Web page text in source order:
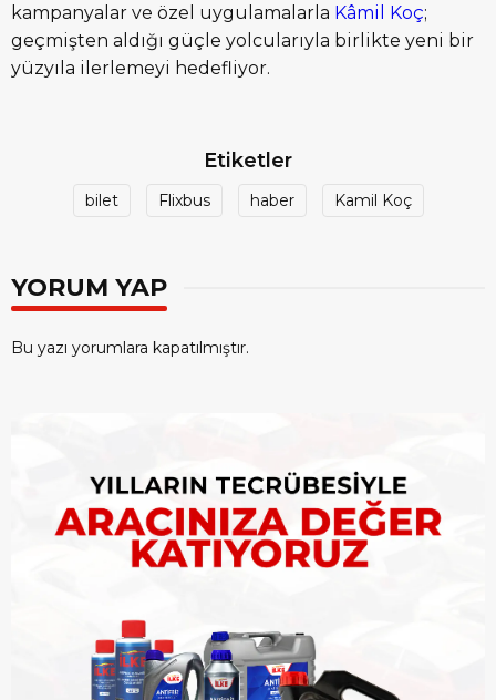
kampanyalar ve özel uygulamalarla Kâmil Koç;
geçmişten aldığı güçle yolcularıyla birlikte yeni bir
yüzyıla ilerlemeyi hedefliyor.
Etiketler
bilet Flixbus haber Kamil Koç
YORUM YAP
Bu yazı yorumlara kapatılmıştır.